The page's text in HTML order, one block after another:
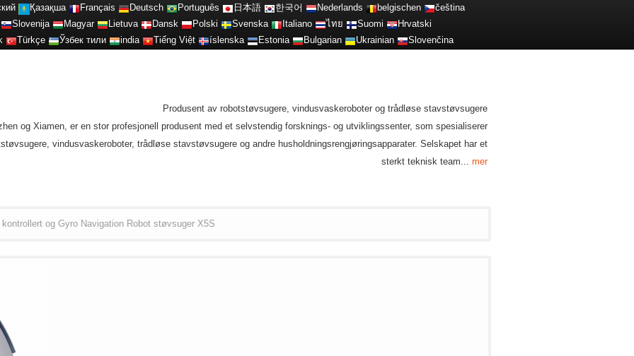
Қазақша Français Deutsch Português 日本語 한국어 Nederlands belgischen
čeština
Slovenija Magyar Lietuva Dansk Polski Svenska Italiano ไทย Suomi
Hrvatski
Türkçe Ўзбек тили india Tiếng Việt íslenska Estonia Bulgarian Ukrainian Slovenčina
Produsent av robotstøvsugere, vindusvaskeroboter og trådløse stavstøvsugere
og Xiamen, er en stor profesjonell produsent med et selvstendig forsknings- og utviklingssenter, som spesialiserer
vindusvaskeroboter, trådløse stavstøvsugere og andre husholdningsrengjøringsapparater. Selskapet har et
sterkt teknisk team... mer
og Gyro Navigation Robot støvsuger X5S